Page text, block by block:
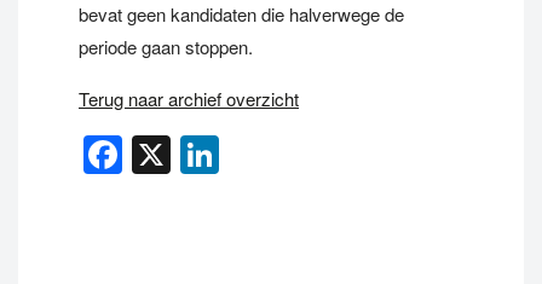
bevat geen kandidaten die halverwege de
periode gaan stoppen.
Terug naar archief overzicht
Facebook
X